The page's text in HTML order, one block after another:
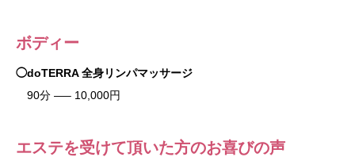
ボディー
◯doTERRA 全身リンパマッサージ
90分 —– 10,000円
エステを受けて頂いた方のお喜びの声